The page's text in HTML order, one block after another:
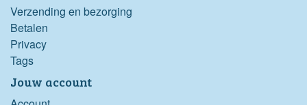
Verzending en bezorging
Betalen
Privacy
Tags
Jouw account